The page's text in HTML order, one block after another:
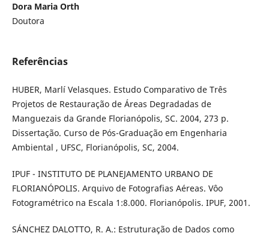
Dora Maria Orth
Doutora
Referências
HUBER, Marlí Velasques. Estudo Comparativo de Três
Projetos de Restauração de Áreas Degradadas de
Manguezais da Grande Florianópolis, SC. 2004, 273 p.
Dissertação. Curso de Pós-Graduação em Engenharia
Ambiental , UFSC, Florianópolis, SC, 2004.
IPUF - INSTITUTO DE PLANEJAMENTO URBANO DE
FLORIANÓPOLIS. Arquivo de Fotografias Aéreas. Vôo
Fotogramétrico na Escala 1:8.000. Florianópolis. IPUF, 2001.
SÁNCHEZ DALOTTO, R. A.: Estruturação de Dados como